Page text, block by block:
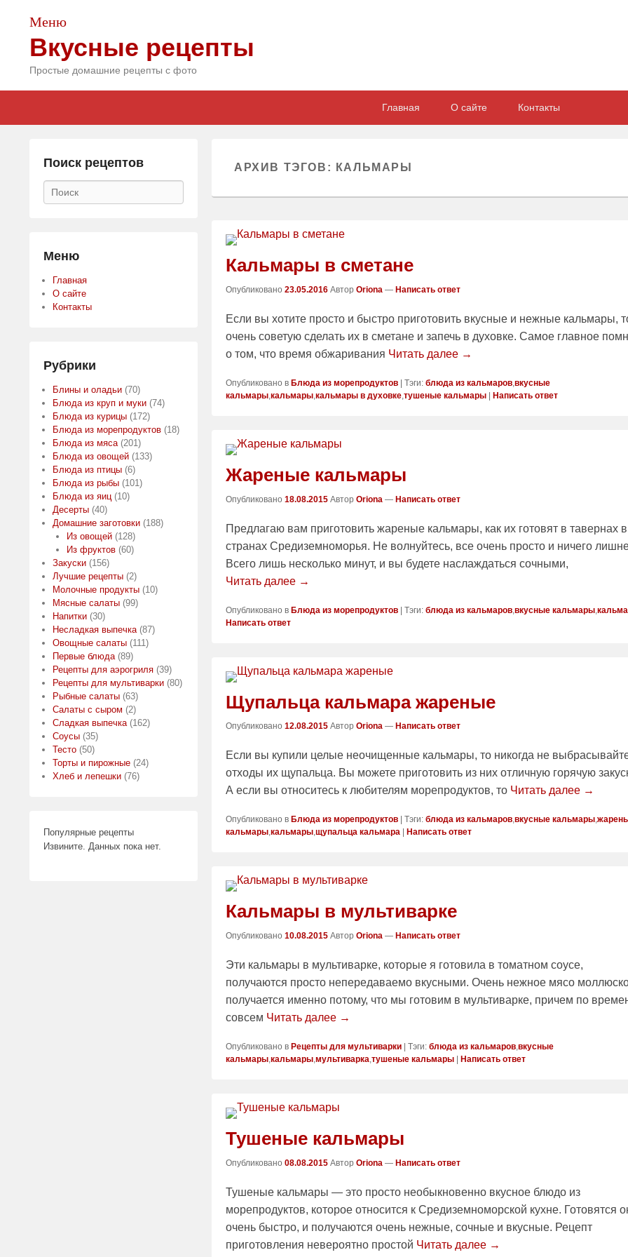
Меню
Вкусные рецепты
Простые домашние рецепты с фото
Главная О сайте Контакты
АРХИВ ТЭГОВ: КАЛЬМАРЫ
Кальмары в сметане
Опубликовано 23.05.2016 Автор Oriona — Написать ответ
Если вы хотите просто и быстро приготовить вкусные и нежные кальмары,
очень советую сделать их в сметане и запечь в духовке. Самое главное
о том, что время обжаривания Читать далее →
Опубликовано в Блюда из морепродуктов | Тэги: блюда из кальмаров вкусные
кальмары кальмары кальмары в духовке тушеные кальмары | Написать ответ
Жареные кальмары
Опубликовано 18.08.2015 Автор Oriona — Написать ответ
Предлагаю вам приготовить жареные кальмары, как их готовят в тавернах в
странах Средиземноморья. Не волнуйтесь, все очень просто и ничего
Всего лишь несколько минут, и вы будете наслаждаться сочными,
Читать далее →
Опубликовано в Блюда из морепродуктов | Тэги: блюда из кальмаров вкусные кальмары
Написать ответ
Щупальца кальмара жареные
Опубликовано 12.08.2015 Автор Oriona — Написать ответ
Если вы купили целые неочищенные кальмары, то никогда не
отходы их щупальца. Вы можете приготовить из них отличную горячую
А если вы относитесь к любителям морепродуктов, то Читать далее →
Опубликовано в Блюда из морепродуктов Тэги: блюда из кальмаров,вкусные кальмары,
кальмары,кальмары,щупальца кальмара Написать ответ
Кальмары в мультиварке
Опубликовано 10.08.2015 Автор Oriona — Написать ответ
Эти кальмары в мультиварке, которые я готовила в томатном соусе,
получаются просто непередаваемо вкусными. Очень нежное мясо
получается именно потому, что мы готовим в мультиварке, причем по
совсем Читать далее →
Опубликовано в Рецепты для мультиварки Тэги: блюда из кальмаров,вкусные
кальмары,кальмары,мультиварка,тушеные кальмары Написать ответ
Тушеные кальмары
Опубликовано 08.08.2015 Автор Oriona — Написать ответ
Тушеные кальмары — это просто необыкновенно вкусное блюдо из
морепродуктов, которое относится к Средиземноморской кухне. Готовятся
очень быстро, и получаются очень нежные, сочные и вкусные. Рецепт
приготовления невероятно простой Читать далее →
Поиск рецептов
Поиск
Меню
Главная
О сайте
Контакты
Рубрики
Блины и оладьи (70)
Блюда из круп и муки (74)
Блюда из курицы (172)
Блюда из морепродуктов (18)
Блюда из мяса(201)
Блюда из овощей (133)
Блюда из птицы (6)
Блюда из рыбы (101)
Блюда из яиц(10)
Десерты (40)
Домашние заготовки (188)
Из овощей(128)
Из фруктов(60)
Закуски (156)
Лучшие рецепты (2)
Молочные продукты (10)
Мясные салаты (99)
Напитки (30)
Несладкая выпечка(87)
Овощные салаты (111)
Первые блюда(89)
Рецепты для аэрогриля (39)
Рецепты для мультиварки (80)
Рыбные салаты (63)
Салаты с сыром (2)
Сладкая выпечка(162)
Соусы (35)
Тесто (50)
Торты и пирожные (24)
Хлеб и лепешки (76)
Популярные рецепты
Извините. Данных пока нет.